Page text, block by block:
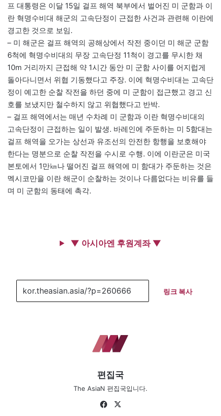
프 대통령은 이달 15일 걸프 해역 북부에서 벌어진 미 군함과 이
란 혁명수비대 해군의 고속단정이 근접한 사건과 관련해 이란에
경고한 것으로 보임.
– 미 해군은 걸프 해역의 공해상에서 작전 중이던 미 해군 군함
6척에 혁명수비대의 무장 고속단정 11척이 경고를 무시한 채
10m 거리까지 근접해 약 1시간 동안 미 군함 사이를 어지럽게
돌아다니면서 위협 기동했다고 주장. 이에 혁명수비대는 고속단
정이 예고한 순찰 작전을 하던 중에 미 군함이 접근했고 경고 신
호를 보냈지만 철수하지 않고 위협했다고 반박.
– 걸프 해역에서는 매년 수차례 미 군함과 이란 혁명수비대의
고속단정이 근접하는 일이 발생. 바레인에 주둔하는 미 5함대는
걸프 해역을 오가는 상선과 유조선의 안전한 항행을 보호해야
한다는 명분으로 순찰 작전을 수시로 수행. 이에 이란군은 미국
본토에서 1만㎞나 떨어진 걸프 해역에 미 함대가 주둔하는 것은
멕시코만을 이란 해군이 순찰하는 것이나 다름없다는 비유를 들
며 미 군함의 동태에 촉각.
▼ 아시아엔 후원계좌 ▼
링크 복사
편집국
The AsiaN 편집국입니다.
Fa